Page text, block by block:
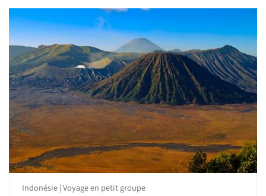
Indonésie | Voyage en petit groupe